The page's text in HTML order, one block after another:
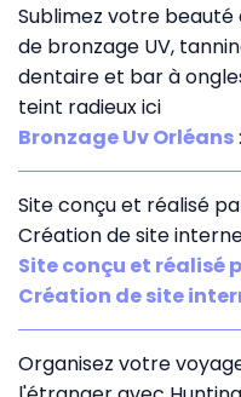
Sublimez votre beauté
de bronzage UV,
dentaire et bar à
teint radieux ici
Bronzage Uv Orléans:
Site conçu et réalisé
Création de site
Site conçu et réalisé
Création de site
Organisez votre